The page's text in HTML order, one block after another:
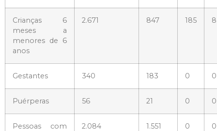
Crianças 6
meses a
menores de 6
anos
2.671 847 185
Gestantes 340 183 0 0
Puérperas 56 21 0 0
Pessoas com
2.084 1.551 0 0